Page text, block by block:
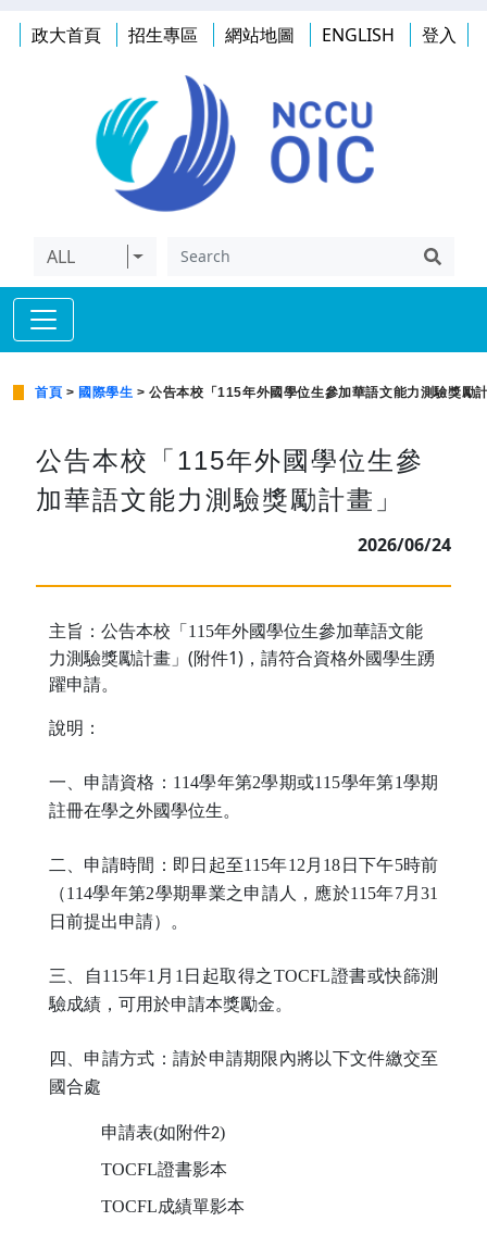
政大首頁 招生專區 網站地圖 ENGLISH 登入
ALL
首頁 > 國際學生 > 公告本校「115年外國學位生參加華語文能力測驗獎勵
公告本校「115年外國學位生參
加華語文能力測驗獎勵計畫」
2026/06/24
主旨：公告本校「115年外國學位生參加華語文能
力測驗獎勵計畫」(附件1)，請符合資格外國學生踴
躍申請。
說明：
一、申請資格： 114學年第2學期或115學年第1學期
註冊在學之外國學位生。
二、申請時間：即日起至115年12月 18 日下午5時前
（ 114學年第2學期畢業之申請人，應於115年7月31
日前提出申請）。
三、自 115年1 月 1 日起取得之TOCFL證書或快篩測
驗成績，可用於申請本獎勵金。
四、申請方式：請於申請期限內將以下文件繳交至
國合處
申請表(如附件2)
TOCFL證書影本
TOCFL成績單影本